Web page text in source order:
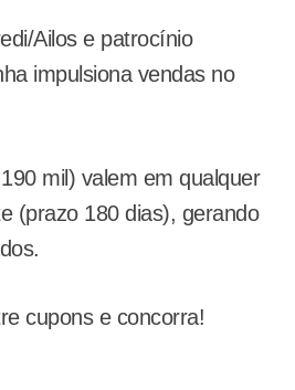
Ailos e patrocínio
impulsiona vendas no
mil) valem em qualquer
(prazo 180 dias), gerando
cupons e concorra!